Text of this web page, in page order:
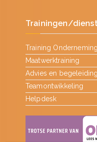
Trainingen/
Training
Maatwerktraining
Advies en begeleiding
Teamontwikkeling
Helpdesk